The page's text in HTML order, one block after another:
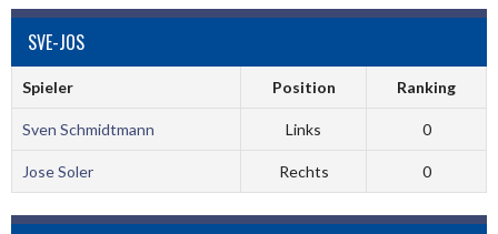
SVE-JOS
Spieler Position Ranking
Sven Schmidtmann Links 0
Jose Soler Rechts 0